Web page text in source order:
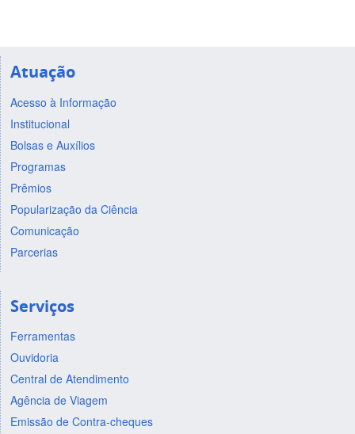
Atuação
Acesso à Informação
Institucional
Bolsas e Auxílios
Programas
Prêmios
Popularização da Ciência
Comunicação
Parcerias
Serviços
Ferramentas
Ouvidoria
Central de Atendimento
Agência de Viagem
Emissão de Contra-cheques